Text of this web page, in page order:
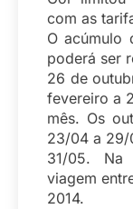
com as
O acúmulo
poderá ser
26 de
fevereiro a
mês. Os
23/04 a
31/05.
viagem
2014.